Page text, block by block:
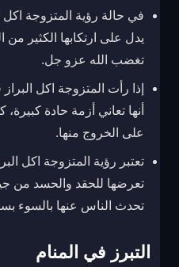
في حالة رؤية المتزوجة اكل
يدل على ارتكابها الكثير
تغضب الله عزو جل.
إذا رأت المتزوجة اكل
أنها تعاني أزمة حادة
على الخروج منها.
تعتبر رؤية المتزوجة اكل
تعرضها للحقد والحسد من
تحدث الناس عنها بالسوء
التبرز في المنام